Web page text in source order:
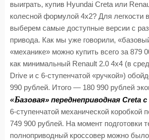
выиграть, купив Hyundai Creta или
колесной формулой 4х2? Для легкости
выберем самые доступные версии с
привода. Как мы уже говорили,
«механике» можно купить всего за 879
как минимальный Renault 2.0 4х4 (в
Drive и с 6-ступенчатой «ручкой»)
990 рублей. Итого — 180 990 рублей
«Базовая» переднеприводная Creta
6-ступенчатой механической коробкой
749 900 рублей. На момент подготовки
полноприводный кроссовер можно было